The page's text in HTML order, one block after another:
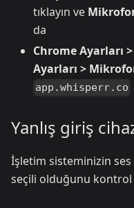
tıklayın ve
da
Chrome Ayarları
Ayarları >
app.whisperr.co
Yanlış giriş
İşletim sisteminizin
seçili olduğunu kontrol